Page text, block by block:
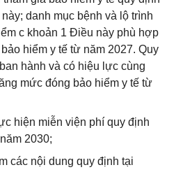
danh mục bệnh và lộ trình
c khoản 1 Điều này phù hợp
hiểm y tế từ năm 2027. Quy
hành và có hiệu lực cùng
mức đóng bảo hiểm y tế từ
hiện miễn viện phí quy định
2030;
các nội dung quy định tại